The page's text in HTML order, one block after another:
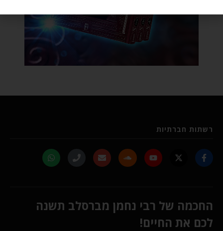
רשתות חברתיות
החכמה של רבי נחמן מברסלב תשנה
לכם את החיים!